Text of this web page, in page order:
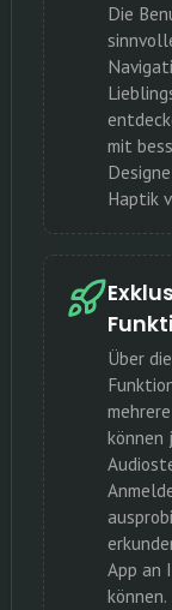
Die
mit
Haptik
Über
App an
können.